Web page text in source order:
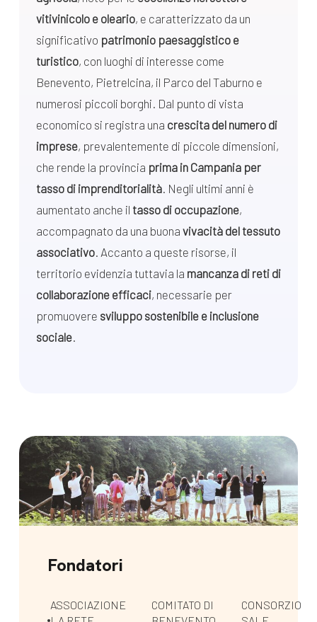
vitivinicolo e oleario, e caratterizzato da un
significativo patrimonio paesaggistico e
turistico, con luoghi di interesse come
Benevento, Pietrelcina, il Parco del Taburno e
numerosi piccoli borghi. Dal punto di vista
economico si registra una crescita del numero di
imprese, prevalentemente di piccole dimensioni,
che rende la provincia prima in Campania per
tasso di imprenditorialità. Negli ultimi anni è
aumentato anche il tasso di occupazione,
accompagnato da una buona vivacità del tessuto
associativo. Accanto a queste risorse, il
territorio evidenzia tuttavia la mancanza di reti di
collaborazione efficaci, necessarie per
promuovere sviluppo sostenibile e inclusione
sociale.
Fondatori
ASSOCIAZIONE
COMITATO DI
CONSORZIO